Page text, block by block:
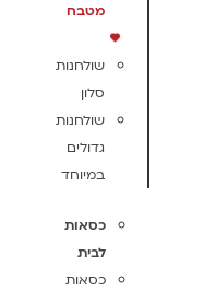
מטבח
שולחנות
סלון
שולחנות
גדולים
במיוחד
כסאות
לבית
כסאות